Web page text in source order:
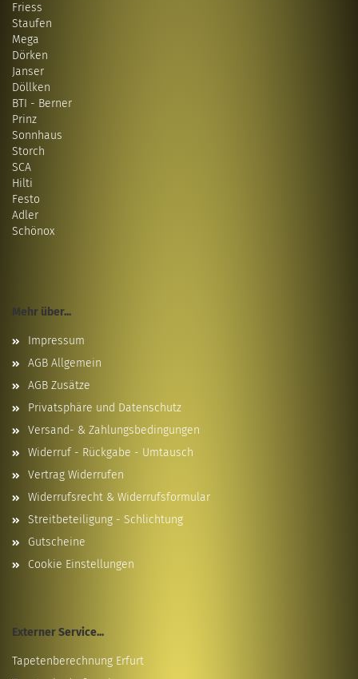
Friess
Staufen
Mega
Dörken
Janser
Döllken
BTI - Berner
Prinz
Sonnhaus
Storch
SCA
Hilti
Festo
Adler
Schönox
Mehr über...
Impressum
AGB Allgemein
AGB Zusätze
Privatsphäre und Datenschutz
Versand- & Zahlungsbedingungen
Widerruf - Rückgabe - Umtausch
Vertrag Widerrufen
Widerrufsrecht & Widerrufsformular
Streitbeteiligung - Schlichtung
Gutscheine
Cookie Einstellungen
Externer Service...
Tapetenberechnung Erfurt